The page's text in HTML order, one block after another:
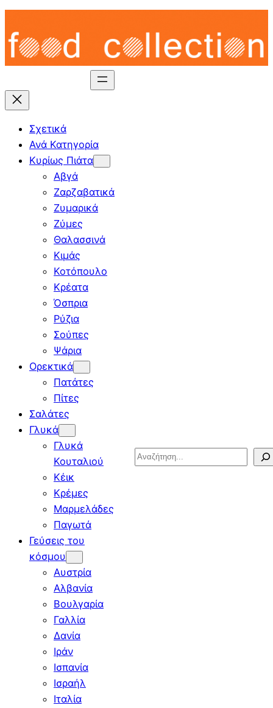
Skip
content
Σχετικά
Ανά Κατηγορία
Κυρίως Πιάτα
Αβγά
Ζαρζαβατικά
Ζυμαρικά
Ζύμες
Θαλασσινά
Κιμάς
Κοτόπουλο
Κρέατα
Όσπρια
Ρύζια
Σούπες
Ψάρια
Ορεκτικά
Πατάτες
Πίτες
Σαλάτες
Γλυκά
Γλυκά
Κουταλιού
Κέικ
Κρέμες
Μαρμελάδες
Παγωτά
Γεύσεις του
κόσμου
Αυστρία
Αλβανία
Βουλγαρία
Γαλλία
Δανία
Ιράν
Ισπανία
Ισραήλ
Ιταλία
Search